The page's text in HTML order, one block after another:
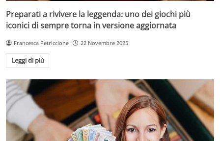
Preparati a rivivere la leggenda: uno dei giochi più
iconici di sempre torna in versione aggiornata
Francesca Petriccione 22 Novembre 2025
Leggi di più